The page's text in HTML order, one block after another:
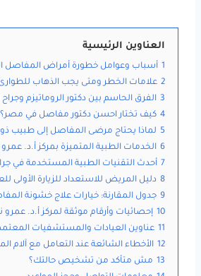
العناوين الرئيسية
1 أسباب وعوامل خطورة أمراض المفاصل
2 علامات الخطر ومتى يجب الذهاب
3 الفرق الحاسم بين دكتور الروماتيزم
4 كيف تختار احسن دكتور مفاصل في مصر؟
5 لماذا يحتاج مرضى المفاصل إلى
6 الخدمات الطبية المتميزة بمركز أ.د. عمرو
7 أحدث التقنيات الطبية المستخدمة في
8 دليل المريض للاستعداد للزيارة الأولى
9 جدول المقارنة: خيارات علاج خشونة
10 إحصائيات وأرقام موثقة لمركز أ.د. عمرو
11 عناوين العيادات والمستشفيات
12 الأخطاء الشائعة عند التعامل مع آلام
13 مش متأكد من تشخيص حالتك؟